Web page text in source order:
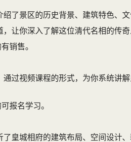
了景区的历史背景、建筑特色、
让你深入了解这位清代名相的传奇
销售。
通过视频课程的形式，为你系统讲
报名学习。
了皇城相府的建筑布局、空间设计